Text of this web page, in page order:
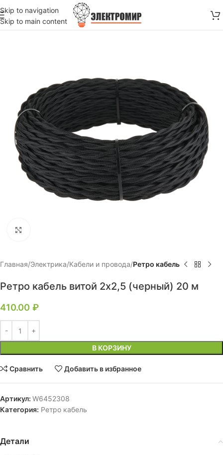
Skip to navigation
Skip to main content
Главная Электрика Кабели и провода Ретро кабель
Ретро кабель витой 2х2,5 (черный) 20 м
410.00 ₽
В КОРЗИНУ
Сравнить Добавить в избранное
Артикул: W6452308
Категория: Ретро кабель
Детали